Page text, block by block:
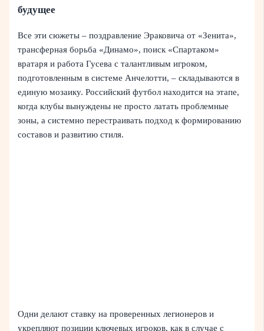
будущее
Все эти сюжеты – поздравление Эраковича от «Зенита»,
трансферная борьба «Динамо», поиск «Спартаком»
вратаря и работа Гусева с талантливым игроком,
подготовленным в системе Анчелотти, – складываются в
единую мозаику. Российский футбол находится на этапе,
когда клубы вынуждены не просто латать проблемные
зоны, а системно перестраивать подход к формированию
составов и развитию стиля.
Одни делают ставку на проверенных легионеров и
укрепляют позиции ключевых игроков, как в случае с